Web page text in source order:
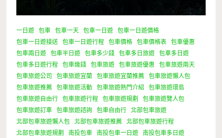
一日遊 包車 包車一天 包車一日遊
包車一日遊價格
包車一日遊接送
包車一日遊行程 包車價格 包車價格表
包車優惠
包車兩日遊
包車半日遊 包車多少錢 包車多日旅遊
包車多日遊
包車多日遊行程
包車幾錢 包車旅遊 包車旅遊優惠
包車旅遊兩天
包車旅遊公司
包車旅遊宜蘭 包車旅遊宜蘭推薦
包車旅遊懶人包
包車旅遊推薦
包車旅遊活動 包車旅遊熱門介紹
包車旅遊環島
包車旅遊自由行
包車旅遊行程 包車旅遊規劃
包車旅遊覽人包
包車旅遊訂車
包車旅遊諮詢 包車自由行
北部包車旅遊
北部包車旅遊懶人包
北部包車旅遊推薦
北部包車旅遊行程
北部包車旅遊規劃
南投包車 南投包車一日遊
南投包車多日遊